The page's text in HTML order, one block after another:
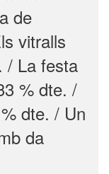
de
vitralls
/ La festa
% dte. /
dte. / Un
da